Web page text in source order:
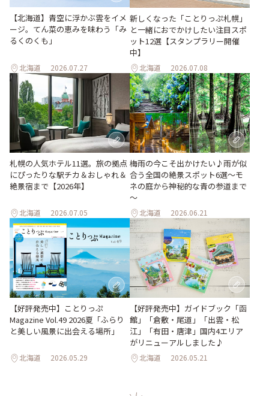
【北海道】青空に浮かぶ雲をイメ
ージ。てん菜の恵みを味わう「み
るくのくも」
北海道 2026.07.27
新しくなった「ことりっぷ札幌」
と一緒におでかけしたい注目スポ
ット12選【スタンプラリー開催
中】
北海道 2026.07.08
札幌の人気ホテル11選。旅の拠点
にぴったりな駅チカ＆おしゃれ＆
絶景宿まで【2026年】
北海道 2026.07.05
梅雨の今こそ出かけたい♪雨が似
合う全国の絶景スポット6選～モ
ネの庭から神秘的な青の参道まで
～
北海道 2026.06.21
【好評発売中】ことりっぷ
Magazine Vol.49 2026夏「ふらり
と美しい風景に出会える場所」
北海道 2026.05.29
【好評発売中】ガイドブック「函
館」「倉敷・尾道」「出雲・松
江」「有田・唐津」国内4エリア
がリニューアルしました♪
北海道 2026.05.21